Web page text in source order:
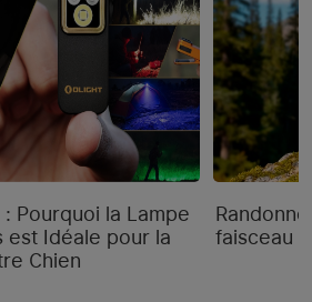
Pourquoi la Lampe
est Idéale pour la
Chien
faisceau